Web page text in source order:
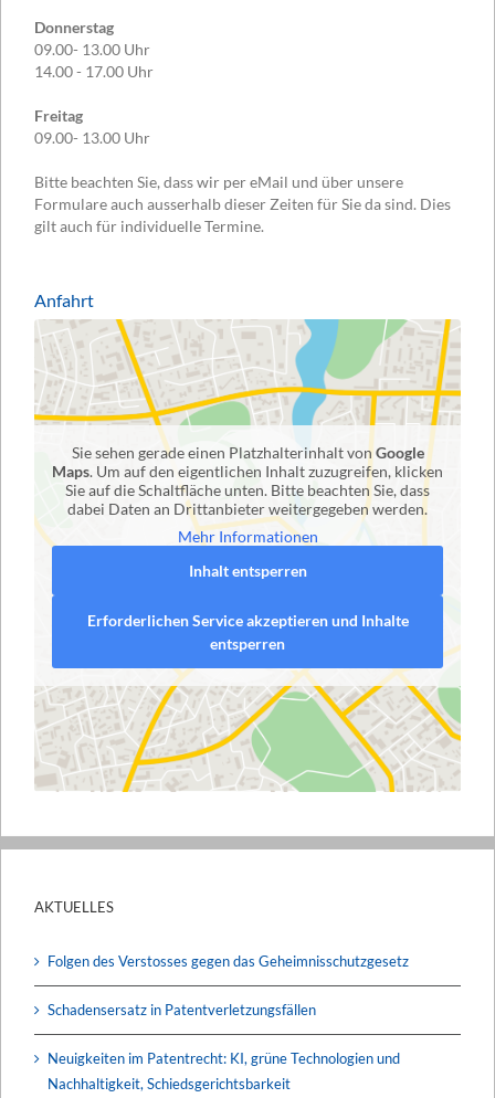
Donnerstag
09.00- 13.00 Uhr
14.00 - 17.00 Uhr
Freitag
09.00- 13.00 Uhr
Bitte beachten Sie, dass wir per eMail und über unsere
Formulare auch ausserhalb dieser Zeiten für Sie da sind. Dies
gilt auch für individuelle Termine.
Anfahrt
Sie sehen gerade einen Platzhalterinhalt von Google
Maps. Um auf den eigentlichen Inhalt zuzugreifen, klicken
Sie auf die Schaltfläche unten. Bitte beachten Sie, dass
dabei Daten an Drittanbieter weitergegeben werden.
Mehr Informationen
Inhalt entsperren
Erforderlichen Service akzeptieren und Inhalte
entsperren
AKTUELLES
Folgen des Verstosses gegen das Geheimnisschutzgesetz
Schadensersatz in Patentverletzungsfällen
Neuigkeiten im Patentrecht: KI, grüne Technologien und
Nachhaltigkeit, Schiedsgerichtsbarkeit